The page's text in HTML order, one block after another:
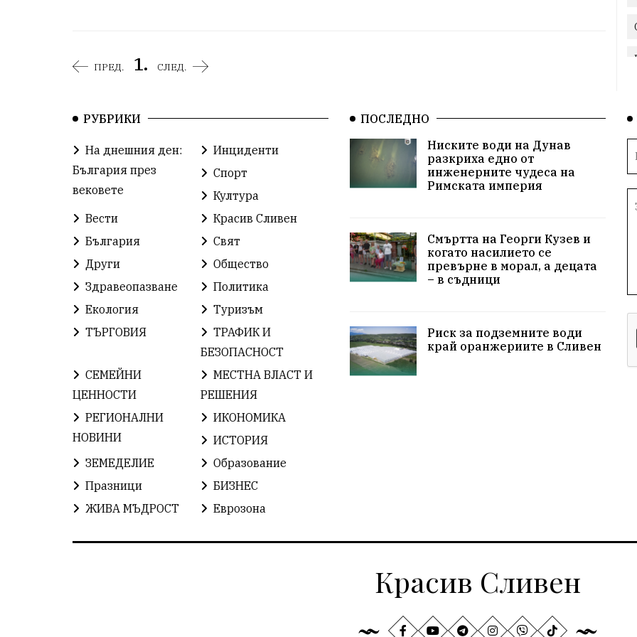
ПРЕД. 1. СЛЕД.
РУБРИКИ
На днешния ден:
България през
вековете
Инциденти
Спорт
Култура
Вести
Красив Сливен
България
Свят
Други
Общество
Здравеопазване
Политика
Екология
Туризъм
ТЪРГОВИЯ
ТРАФИК И
БЕЗОПАСНОСТ
СЕМЕЙНИ
ЦЕННОСТИ
МЕСТНА ВЛАСТ И
РЕШЕНИЯ
РЕГИОНАЛНИ
НОВИНИ
ИКОНОМИКА
ИСТОРИЯ
ЗЕМЕДЕЛИЕ
Образование
Празници
БИЗНЕС
ЖИВА МЪДРОСТ
Еврозона
ПОСЛЕДНО
Ниските води на Дунав
разкриха едно от
инженерните чудеса на
Римската империя
Смъртта на Георги Кузев и
когато насилието се
превърне в морал, а децата
– в съдници
Риск за подземните води
край оранжериите в Сливен
Красив Сливен